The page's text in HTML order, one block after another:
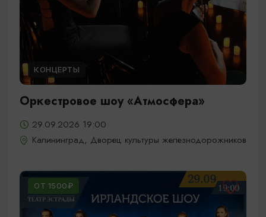
КОНЦЕРТЫ
Оркестровое шоу «Атмосфера»
29.09.2026 19:00
Калининград, Дворец культуры железнодорожников
ОТ 1500₽